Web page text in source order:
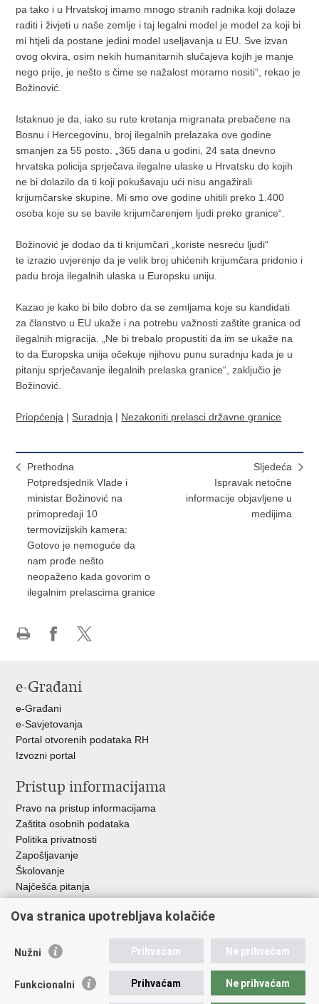
pa tako i u Hrvatskoj imamo mnogo stranih radnika koji dolaze
raditi i živjeti u naše zemlje i taj legalni model je model za koji bi
mi htjeli da postane jedini model useljavanja u EU. Sve izvan
ovog okvira, osim nekih humanitarnih slučajeva kojih je manje
nego prije, je nešto s čime se nažalost moramo nositi“, rekao je
Božinović.
Istaknuo je da, iako su rute kretanja migranata prebačene na
Bosnu i Hercegovinu, broj ilegalnih prelazaka ove godine
smanjen za 55 posto. „365 dana u godini, 24 sata dnevno
hrvatska policija sprječava ilegalne ulaske u Hrvatsku do kojih
ne bi dolazilo da ti koji pokušavaju ući nisu angažirali
krijumčarske skupine. Mi smo ove godine uhitili preko 1.400
osoba koje su se bavile krijumčarenjem ljudi preko granice“.
Božinović je dodao da ti krijumčari „koriste nesreću ljudi“
te izrazio uvjerenje da je velik broj uhićenih krijumčara pridonio i
padu broja ilegalnih ulaska u Europsku uniju.
Kazao je kako bi bilo dobro da se zemljama koje su kandidati
za članstvo u EU ukaže i na potrebu važnosti zaštite granica od
ilegalnih migracija. „Ne bi trebalo propustiti da im se ukaže na
to da Europska unija očekuje njihovu punu suradnju kada je u
pitanju sprječavanje ilegalnih prelaska granice“, zaključio je
Božinović.
Priopćenja | Suradnja | Nezakoniti prelasci državne granice
Prethodna
Potpredsjednik Vlade i
ministar Božinović na
primopredaji 10
termovizijskih kamera:
Gotovo je nemoguće da
nam prođe nešto
neopaženo kada govorim o
ilegalnim prelascima granice
Sljedeća
Ispravak netočne
informacije objavljene u
medijima
Facebooku
X-
e-Građani
e-Građani
e-Savjetovanja
Portal otvorenih podataka RH
Izvozni portal
Pristup informacijama
Pravo na pristup informacijama
Zaštita osobnih podataka
Politika privatnosti
Zapošljavanje
Školovanje
Najčešća pitanja
Važne poveznice
EMN Nacionalna kontaktna točka za Republiku Hrvatsku
Policijska akademija
Ova stranica upotrebljava kolačiće
Nužni Prihvaćam Ne prihvaćam
Funkcionalni Prihvaćam Ne prihvaćam